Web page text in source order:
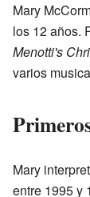
Mary
los 12 años.
Menotti's
varios
Mary
entre 1995 y